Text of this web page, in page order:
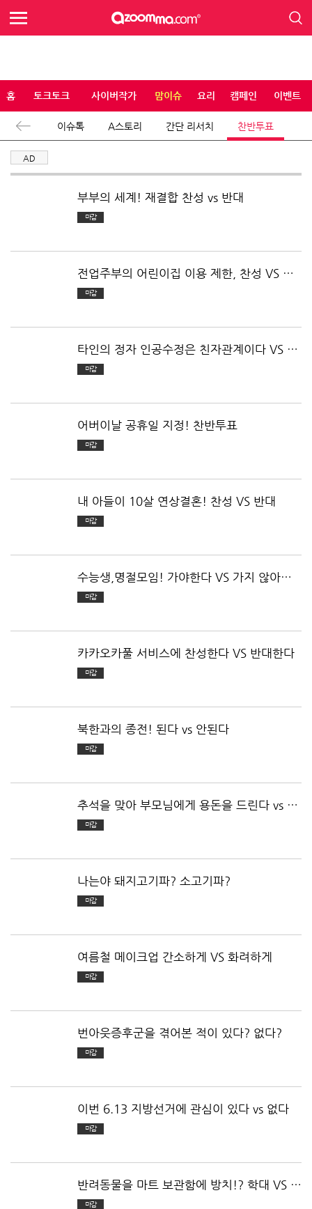
홈 토크토크 사이버작가 맘이슈 요리 캠페인 이벤트
이슈톡 A스토리 간단 리서치 찬반투표
AD
부부의 세계! 재결합 찬성 vs 반대
마감
전업주부의 어린이집 이용 제한, 찬성 VS 반
대마감
타인의 정자 인공수정은 친자관계이다 VS 아
니다
마감
어버이날 공휴일 지정! 찬반투표
마감
내 아들이 10살 연상결혼! 찬성 VS 반대
마감
수능생,명절모임! 가야한다 VS 가지 않아도
된다!
마감
카카오카풀 서비스에 찬성한다 VS 반대한다
마감
북한과의 종전! 된다 vs 안된다
마감
추석을 맞아 부모님에게 용돈을 드린다 vs 선
물을 드린다
마감
나는야 돼지고기파? 소고기파?
마감
여름철 메이크업 간소하게 VS 화려하게
마감
번아웃증후군을 겪어본 적이 있다? 없다?
마감
이번 6.13 지방선거에 관심이 있다 vs 없다
마감
반려동물을 마트 보관함에 방치!? 학대 VS 보
호. 여러분의 생각은?
마감